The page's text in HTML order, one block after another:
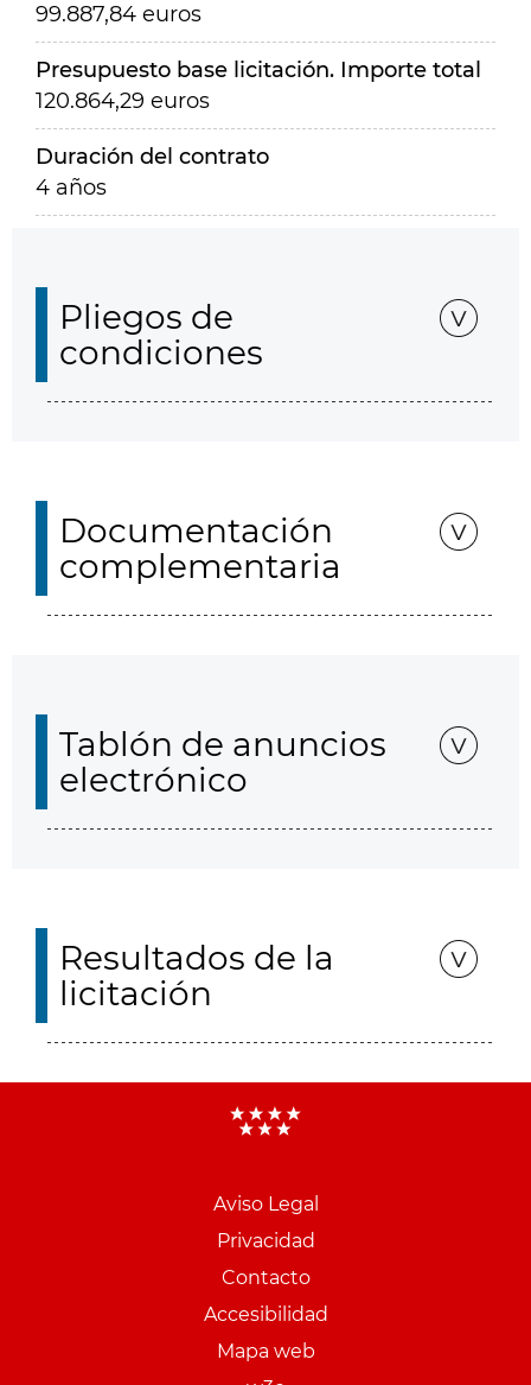
99.887,84 euros
Presupuesto base licitación. Importe total
120.864,29 euros
Duración del contrato
4 años
Pliegos de
condiciones
Documentación
complementaria
Tablón de anuncios
electrónico
Resultados de la
licitación
Aviso Legal
Privacidad
Contacto
Accesibilidad
Mapa web